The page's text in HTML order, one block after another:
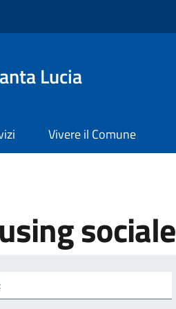
Lucia
Vivere il Comune
sociale